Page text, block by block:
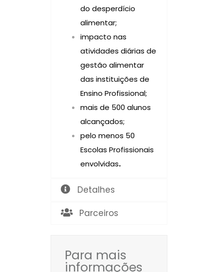
do desperdício
alimentar;
impacto nas
atividades diárias de
gestão alimentar
das instituições de
Ensino Profissional;
mais de 500 alunos
alcançados;
pelo menos 50
Escolas Profissionais
envolvidas.
Detalhes
Parceiros
Para mais
informações